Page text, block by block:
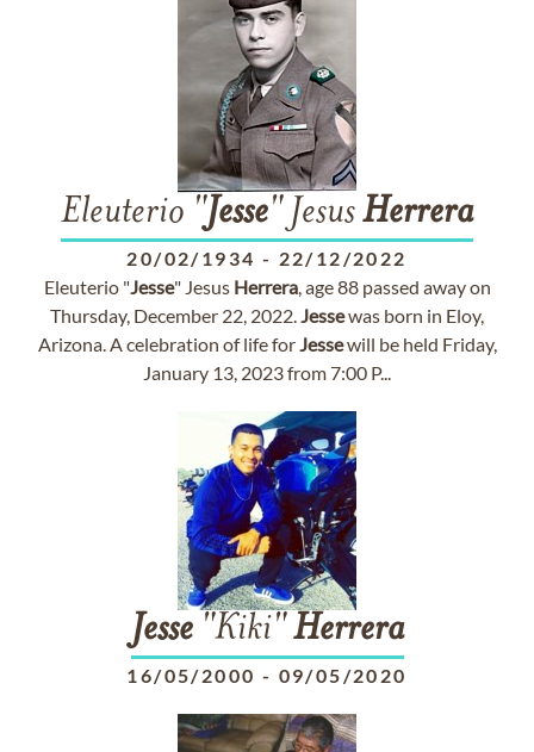
Eleuterio "Jesse" JesusHerrera
20/02/1934 - 22/12/2022
Eleuterio "Jesse" Jesus Herrera, age 88 passed away on
Thursday, December 22, 2022.Jessewas born in Eloy,
Arizona. A celebration of life forJessewill be held Friday,
January 13, 2023 from 7:00 P...
Jesse"Kiki"Herrera
16/05/2000 - 09/05/2020